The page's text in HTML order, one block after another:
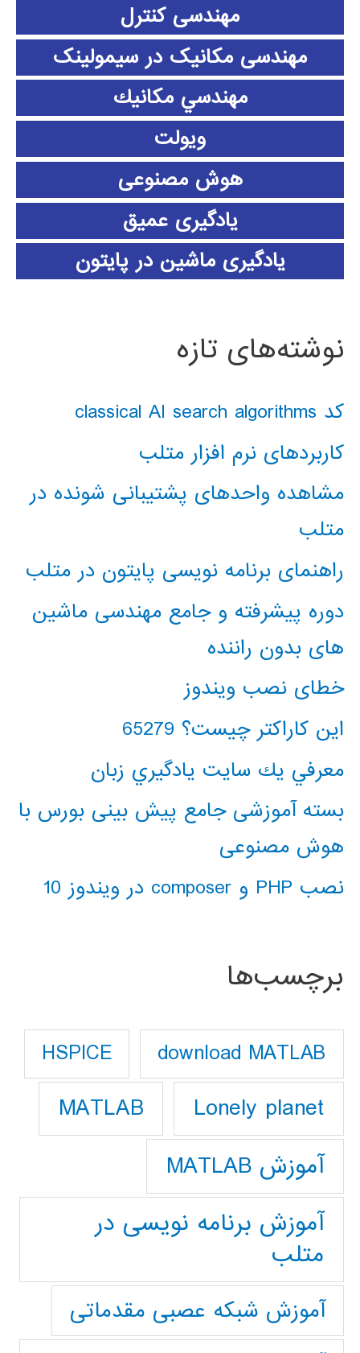
مهندسی کنترل
مهندسی مکانیک در سیمولینک
مهندسي مكانيك
ویولت
هوش مصنوعی
یادگیری عمیق
یادگیری ماشین در پایتون
نوشته‌های تازه
کد classical AI search algorithms
کاربردهای نرم افزار متلب
مشاهده واحدهای پشتیبانی شونده در
متلب
راهنمای برنامه نویسی پایتون در متلب
دوره پیشرفته و جامع مهندسی ماشین
های بدون راننده
خطای نصب ویندوز
این کاراکتر چیست؟ 65279
معرفي يك سايت يادگيري زبان
بسته آموزشی جامع پیش بینی بورس با
هوش مصنوعی
نصب PHP و composer در ویندوز 10
برچسب‌ها
download MATLAB
HSPICE
Lonely planet
MATLAB
آموزش MATLAB
آموزش برنامه نویسی در
متلب
آموزش شبکه عصبی مقدماتی